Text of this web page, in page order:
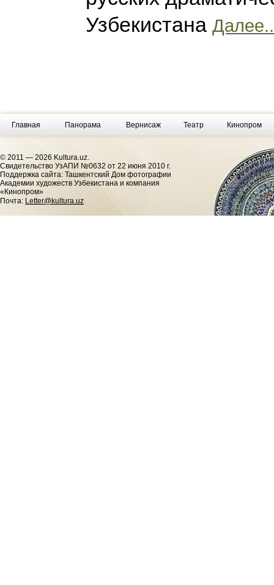
Узбекистана
Главная Панорама Вернисаж Театр Кинопром
© 2011 — 2026 Kultura.uz.
Cвидетельство УзАПИ №0632 от 22 июня 2010 г.
Поддержка сайта: Ташкентский Дом фотографии
Академии художеств Узбекистана и компания
«Кинопром»
Почта: Letter@kultura.uz